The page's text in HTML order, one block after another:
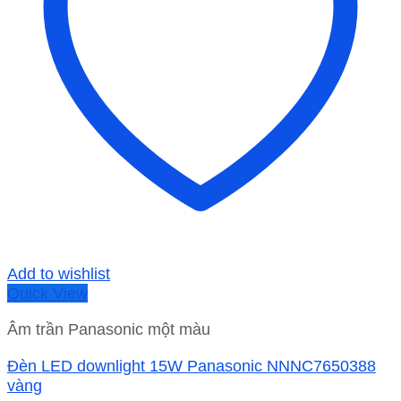
Add to wishlist
Quick View
Âm trần Panasonic một màu
Đèn LED downlight 15W Panasonic NNNC7650388
vàng